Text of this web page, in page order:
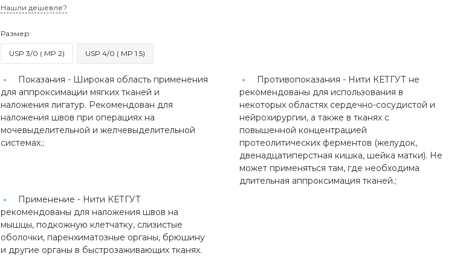
Нашли дешевле?
Размер
USP 3/0 ( MP 2) USP 4/0 ( MP 1.5)
Показания - Широкая область применения
для аппроксимации мягких тканей и
наложения лигатур. Рекомендован для
наложения швов при операциях на
мочевыделительной и желчевыделительной
системах.;
Противопоказания - Нити КЕТГУТ не
рекомендованы для использования в
некоторых областях сердечно-сосудистой и
нейрохирургии, а также в тканях с
повышенной концентрацией
протеолитических ферментов (желудок,
двенадцатиперстная кишка, шейка матки). Не
может применяться там, где необходима
длительная аппроксимация тканей.;
Применение - Нити КЕТГУТ
рекомендованы для наложения швов на
мышцы, подкожную клетчатку, слизистые
оболочки, паренхиматозные органы, брюшину
и другие органы в быстрозаживающих тканях.